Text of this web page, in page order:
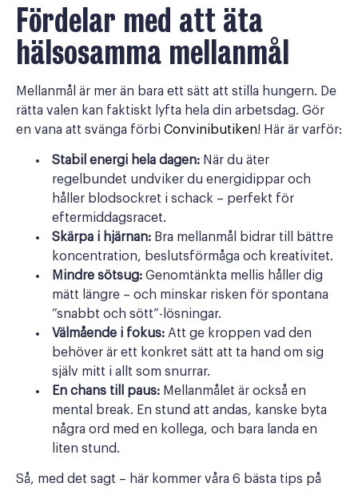
Fördelar med att äta
hälsosamma mellanmål
Mellanmål är mer än bara ett sätt att stilla hungern. De
rätta valen kan faktiskt lyfta hela din arbetsdag. Gör
en vana att svänga förbi Convinibutiken! Här är varför:
Stabil energi hela dagen: När du äter
regelbundet undviker du energidippar och
håller blodsockret i schack – perfekt för
eftermiddagsracet.
Skärpa i hjärnan: Bra mellanmål bidrar till bättre
koncentration, beslutsförmåga och kreativitet.
Mindre sötsug: Genomtänkta mellis håller dig
mätt längre – och minskar risken för spontana
”snabbt och sött”-lösningar.
Välmående i fokus: Att ge kroppen vad den
behöver är ett konkret sätt att ta hand om sig
själv mitt i allt som snurrar.
En chans till paus: Mellanmålet är också en
mental break. En stund att andas, kanske byta
några ord med en kollega, och bara landa en
liten stund.
Så, med det sagt – här kommer våra 6 bästa tips på